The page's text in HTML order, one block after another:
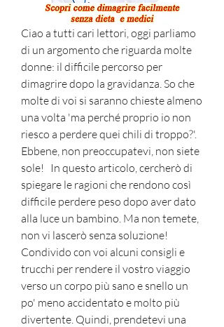
Ciao a tutti cari lettori, oggi parliamo
di un argomento che riguarda molte
donne: il difficile percorso per
dimagrire dopo la gravidanza. So che
molte di voi si saranno chieste almeno
una volta 'ma perché proprio io non
riesco a perdere quei chili di troppo?'.
Ebbene, non preoccupatevi, non siete
sole!   In questo articolo, cercherò di
spiegare le ragioni che rendono così
difficile perdere peso dopo aver dato
alla luce un bambino. Ma non temete,
non vi lascerò senza soluzione!
Condivido con voi alcuni consigli e
trucchi per rendere il vostro viaggio
verso un corpo più sano e snello un
po' meno accidentato e molto più
divertente. Quindi, prendetevi una